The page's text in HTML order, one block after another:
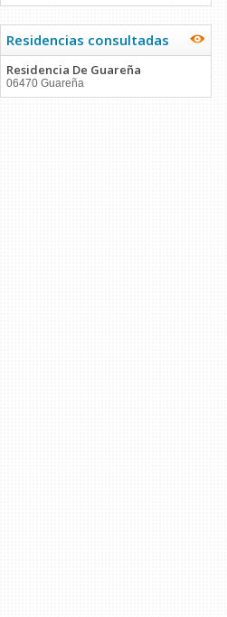
Residencias consultadas
Residencia De Guareña
06470 Guareña